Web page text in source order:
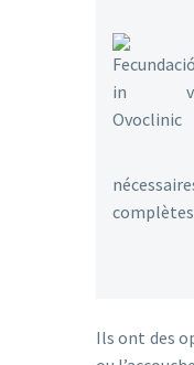
complètes
Ils ont des